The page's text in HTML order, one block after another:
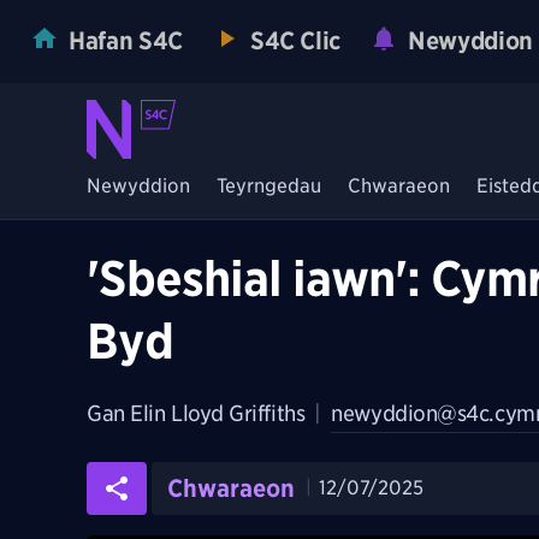
Hafan S4C S4C Clic Newyddion
Newyddion Teyrngedau Chwaraeon
'Sbeshial iawn':
Byd
Gan Elin Lloyd Griffiths
Chwaraeon 12/07/2025